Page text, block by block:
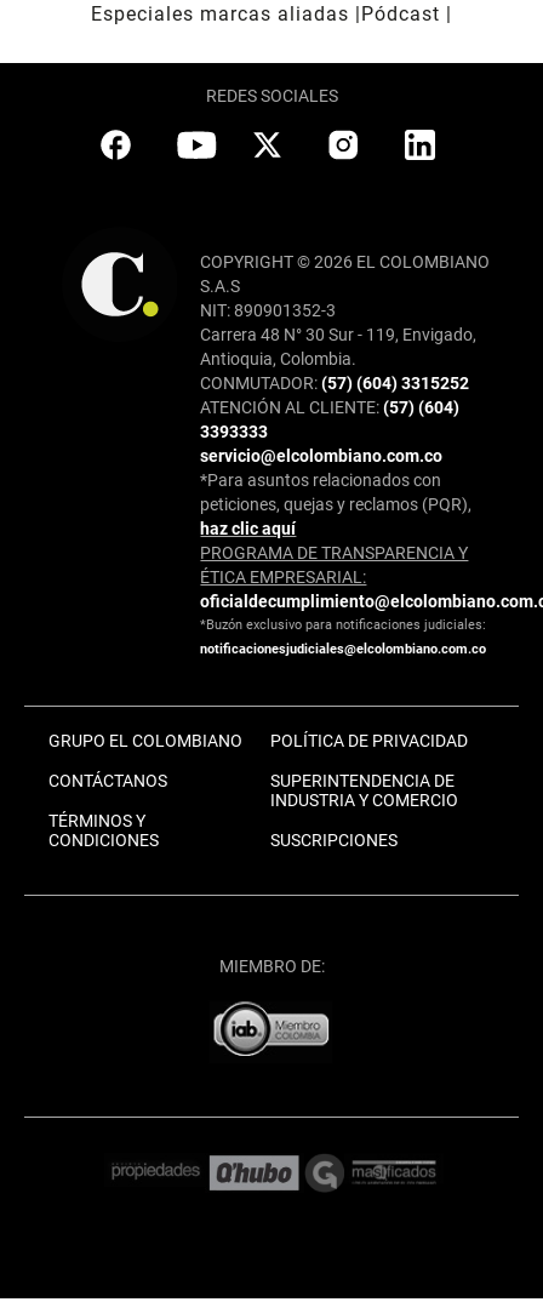
Especiales marcas aliadas
Pódcast
REDES SOCIALES
COPYRIGHT © 2026 EL COLOMBIANO
S.A.S
NIT: 890901352-3
Carrera 48 N° 30 Sur - 119, Envigado,
Antioquia, Colombia.
CONMUTADOR:(57) (604) 3315252
ATENCIÓN AL CLIENTE:(57) (604)
3393333
servicio@elcolombiano.com.co
*Para asuntos relacionados con
peticiones, quejas y reclamos (PQR),
haz clic aquí
PROGRAMA DE TRANSPARENCIA Y
ÉTICA EMPRESARIAL:
*Buzón exclusivo para notificaciones judiciales:
notificacionesjudiciales@elcolombiano.com.co
GRUPO EL COLOMBIANO
CONTÁCTANOS
TÉRMINOS Y
CONDICIONES
POLÍTICA DE PRIVACIDAD
SUPERINTENDENCIA DE
INDUSTRIA Y COMERCIO
SUSCRIPCIONES
MIEMBRO DE: